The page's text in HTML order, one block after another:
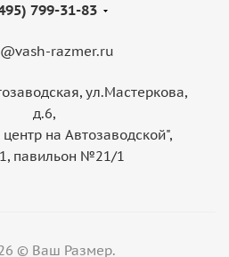
799-31-83
razmer.ru
ул.Мастеркова,
д.6,
на Автозаводской",
павильон №21/1
© Ваш Размер.